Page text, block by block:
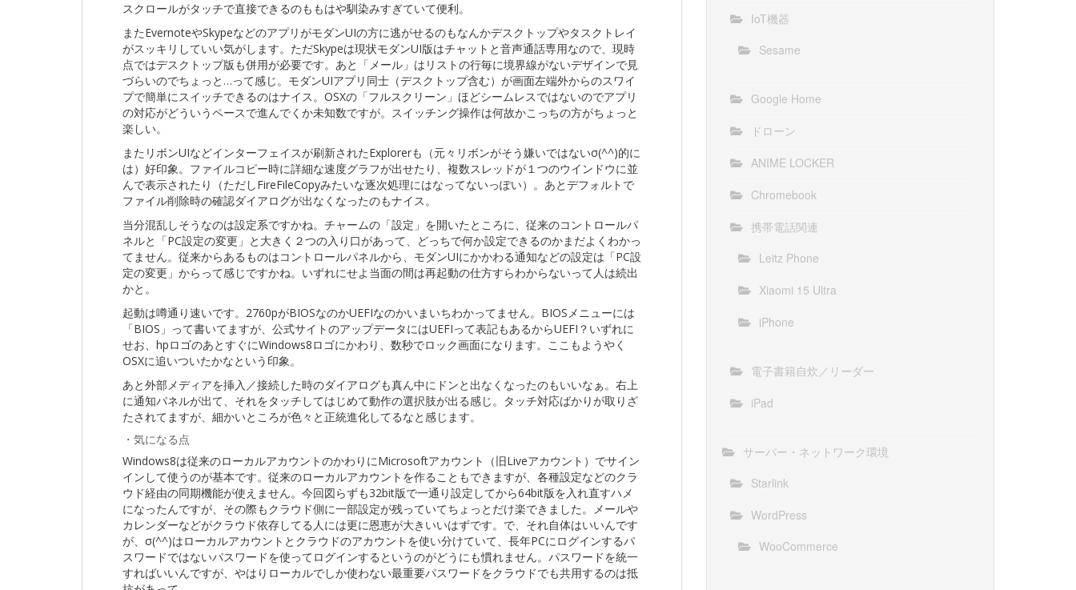
スクロールがタッチで直接できるのももはや馴染みすぎていて便利。
またEvernoteやSkypeなどのアプリがモダンUIの方に逃がせるのもなんかデスクトップやタスクトレイ
がスッキリしていい気がします。ただSkypeは現状モダンUI版はチャットと音声通話専用なので、現時
点ではデスクトップ版も併用が必要です。あと「メール」はリストの行毎に境界線がないデザインで見
づらいのでちょっと…って感じ。モダンUIアプリ同士（デスクトップ含む）が画面左端外からのスワイ
プで簡単にスイッチできるのはナイス。OSXの「フルスクリーン」ほどシームレスではないのでアプリ
の対応がどういうペースで進んでくか未知数ですが。スイッチング操作は何故かこっちの方がちょっと
楽しい。
またリボンUIなどインターフェイスが刷新されたExplorerも（元々リボンがそう嫌いではないσ(^^)的に
は）好印象。ファイルコピー時に詳細な速度グラフが出せたり、複数スレッドが１つのウインドウに並
んで表示されたり（ただしFireFileCopyみたいな逐次処理にはなってないっぽい）。あとデフォルトで
ファイル削除時の確認ダイアログが出なくなったのもナイス。
当分混乱しそうなのは設定系ですかね。チャームの「設定」を開いたところに、従来のコントロールパ
ネルと「PC設定の変更」と大きく２つの入り口があって、どっちで何か設定できるのかまだよくわかっ
てません。従来からあるものはコントロールパネルから、モダンUIにかかわる通知などの設定は「PC設
定の変更」からって感じですかね。いずれにせよ当面の間は再起動の仕方すらわからないって人は続出
かと。
起動は噂通り速いです。2760pがBIOSなのかUEFIなのかいまいちわかってません。BIOSメニューには
「BIOS」って書いてますが、公式サイトのアップデータにはUEFIって表記もあるからUEFI？いずれに
せお、hpロゴのあとすぐにWindows8ロゴにかわり、数秒でロック画面になります。ここもようやく
OSXに追いついたかなという印象。
あと外部メディアを挿入／接続した時のダイアログも真ん中にドンと出なくなったのもいいなぁ。右上
に通知パネルが出て、それをタッチしてはじめて動作の選択肢が出る感じ。タッチ対応ばかりが取りざ
たされてますが、細かいところが色々と正統進化してるなと感じます。
・気になる点
Windows8は従来のローカルアカウントのかわりにMicrosoftアカウント（旧Liveアカウント）でサイン
インして使うのが基本です。従来のローカルアカウントを作ることもできますが、各種設定などのクラ
ウド経由の同期機能が使えません。今回図らずも32bit版で一通り設定してから64bit版を入れ直すハメ
になったんですが、その際もクラウド側に一部設定が残っていてちょっとだけ楽できました。メールや
カレンダーなどがクラウド依存してる人には更に恩恵が大きいいはずです。で、それ自体はいいんです
が、σ(^^)はローカルアカウントとクラウドのアカウントを使い分けていて、長年PCにログインするパ
スワードではないパスワードを使ってログインするというのがどうにも慣れません。パスワードを統一
すればいいんですが、やはりローカルでしか使わない最重要パスワードをクラウドでも共用するのは抵
IoT機器
Sesame
Google Home
ドローン
ANIME LOCKER
Chromebook
携帯電話関連
Leitz Phone
Xiaomi 15 Ultra
iPhone
電子書籍自炊／リーダー
iPad
サーバー・ネットワーク環境
Starlink
WordPress
WooCommerce